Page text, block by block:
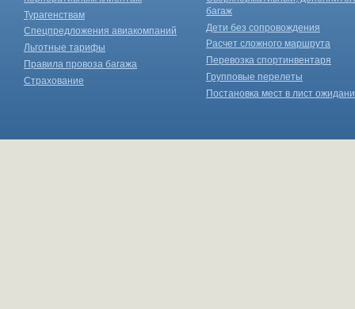
Турагенствам
Спецпредложения авиакомпаний
Льготные тарифы
Правила провоза багажа
Страхование
багаж
Дети без сопровождения
Расчет сложного маршрута
Перевозка спортинвентаря
Групповые перелеты
Постановка мест в лист